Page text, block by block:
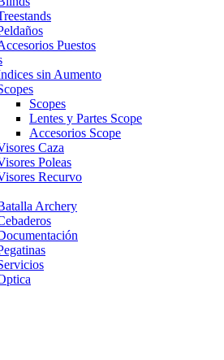
Puestos
sin Aumento
Scopes
Lentes y Partes Scope
Accesorios Scope
Caza
Poleas
Recurvo
Archery